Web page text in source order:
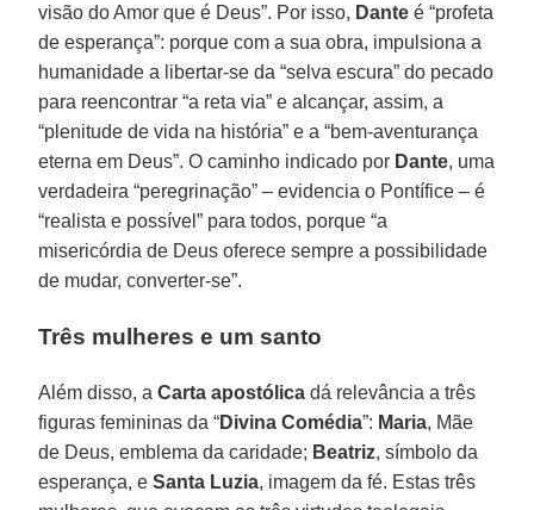
visão do Amor que é Deus”. Por isso, Dante é “profeta
de esperança”: porque com a sua obra, impulsiona a
humanidade a libertar-se da “selva escura” do pecado
para reencontrar “a reta via” e alcançar, assim, a
“plenitude de vida na história” e a “bem-aventurança
eterna em Deus”. O caminho indicado por Dante, uma
verdadeira “peregrinação” – evidencia o Pontífice – é
“realista e possível” para todos, porque “a
misericórdia de Deus oferece sempre a possibilidade
de mudar, converter-se”.
Três mulheres e um santo
Além disso, aCarta apostólica dá relevância a três
figuras femininas da “Divina Comédia”: Maria, Mãe
de Deus, emblema da caridade; Beatriz, símbolo da
esperança, eSanta Luzia, imagem da fé. Estas três